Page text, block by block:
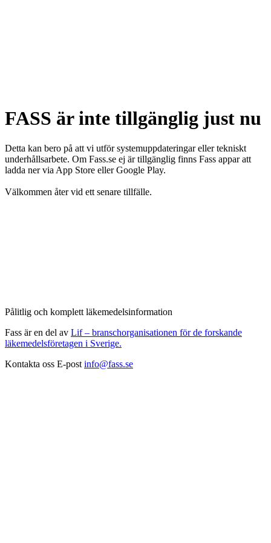
FASS är inte tillgänglig just nu
Detta kan bero på att vi utför systemuppdateringar eller tekniskt
underhållsarbete. Om Fass.se ej är tillgänglig finns Fass appar att
ladda ner via App Store eller Google Play.
Välkommen åter vid ett senare tillfälle.
Pålitlig och komplett läkemedelsinformation
Fass är en del av Lif – branschorganisationen för de forskande
läkemedelsföretagen i Sverige.
Kontakta oss E-post info@fass.se